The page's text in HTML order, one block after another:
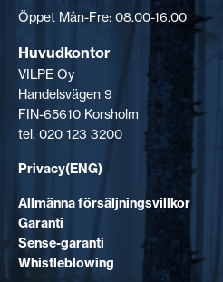
Öppet Mån-Fre: 08.00-16.00
Huvudkontor
VILPE Oy
Handelsvägen 9
FIN-65610 Korsholm
tel. 020 123 3200
Privacy(ENG)
Allmänna försäljningsvillkor
Garanti
Sense-garanti
Whistleblowing